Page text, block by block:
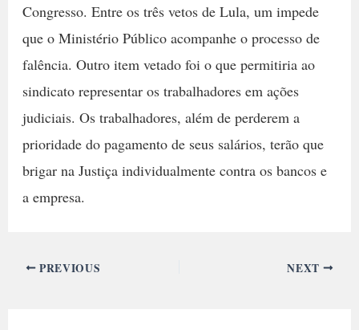
Congresso. Entre os três vetos de Lula, um impede
que o Ministério Público acompanhe o processo de
falência. Outro item vetado foi o que permitiria ao
sindicato representar os trabalhadores em ações
judiciais. Os trabalhadores, além de perderem a
prioridade do pagamento de seus salários, terão que
brigar na Justiça individualmente contra os bancos e
a empresa.
PREVIOUS NEXT